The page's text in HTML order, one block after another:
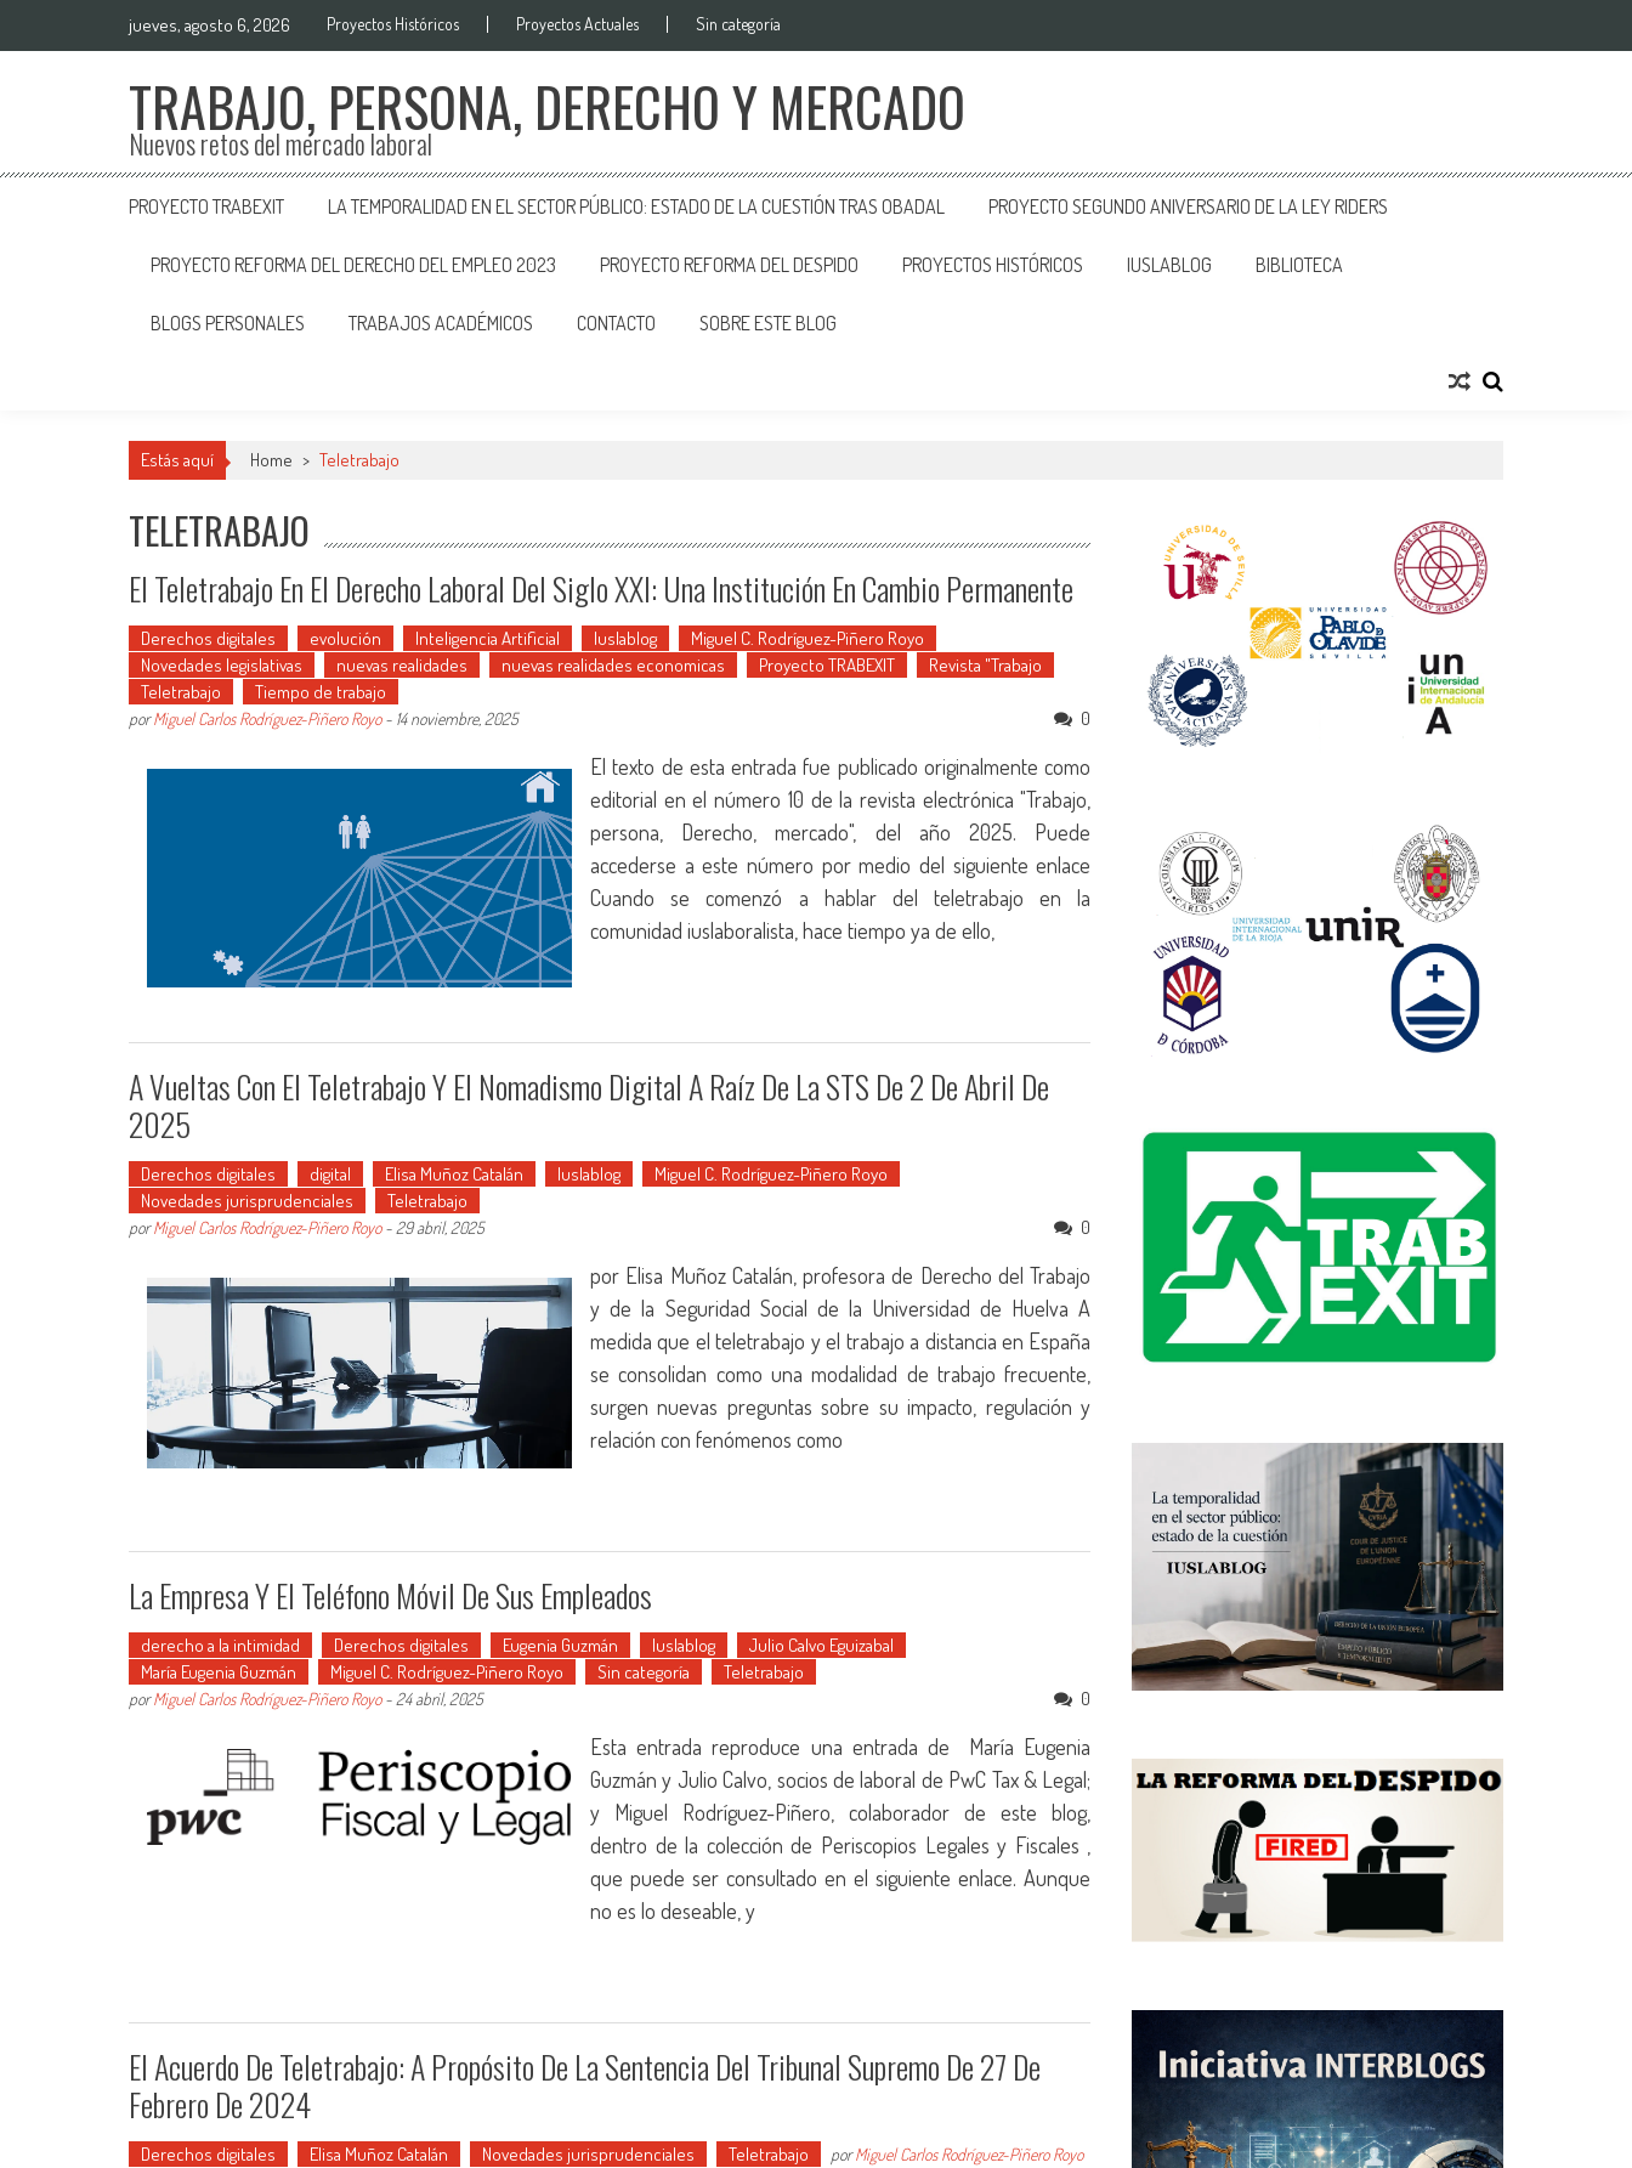
jueves, agosto 6, 2026 Proyectos Históricos Proyectos Actuales Sin categoría
TRABAJO, PERSONA, DERECHO Y MERCADO
Nuevos retos del mercado laboral
PROYECTO TRABEXIT LA TEMPORALIDAD EN EL SECTOR PÚBLICO: ESTADO DE LA CUESTIÓN TRAS OBADAL PROYECTO SEGUNDO ANIVERSARIO DE LA LEY RIDERS
PROYECTO REFORMA DEL DERECHO DEL EMPLEO 2023 PROYECTO REFORMA DEL DESPIDO PROYECTOS HISTÓRICOS IUSLABLOG BIBLIOTECA
BLOGS PERSONALES TRABAJOS ACADÉMICOS CONTACTO SOBRE ESTE BLOG
Estás aquí Home > Teletrabajo
TELETRABAJO
El Teletrabajo En El Derecho Laboral Del Siglo XXI: Una Institución En Cambio Permanente
Derechos digitales evolución Inteligencia Artificial Iuslablog
Miguel C. Rodríguez-Piñero Royo
Novedades legislativas
nuevas realidades nuevas realidades economicas Proyecto TRABEXIT
Revista "Trabajo
Teletrabajo
Tiempo de trabajo
porMiguel Carlos Rodríguez-Piñero Royo- 14 noviembre, 2025 0
El texto de esta entrada fue publicado originalmente como
editorial en el número 10 de la revista electrónica "Trabajo,
persona, Derecho, mercado", del año 2025. Puede
accederse a este número por medio del siguiente enlace
Cuando se comenzó a hablar del teletrabajo en la
comunidad iuslaboralista, hace tiempo ya de ello,
A Vueltas Con El Teletrabajo Y El Nomadismo Digital A Raíz De La STS De 2 De Abril De
2025
Derechos digitales digital Elisa Muñoz Catalán Iuslablog
Miguel C. Rodríguez-Piñero Royo
Novedades jurisprudenciales
Teletrabajo
porMiguel Carlos Rodríguez-Piñero Royo- 29 abril, 2025 0
por Elisa Muñoz Catalán, profesora de Derecho del Trabajo
y de la Seguridad Social de la Universidad de Huelva A
medida que el teletrabajo y el trabajo a distancia en España
se consolidan como una modalidad de trabajo frecuente,
surgen nuevas preguntas sobre su impacto, regulación y
relación con fenómenos como
La Empresa Y El Teléfono Móvil De Sus Empleados
derecho a la intimidad Derechos digitales Eugenia Guzmán Iuslablog
Julio Calvo Eguizabal
María Eugenia Guzmán
Miguel C. Rodríguez-Piñero Royo Sin categoría Teletrabajo
porMiguel Carlos Rodríguez-Piñero Royo- 24 abril, 2025 0
Esta entrada reproduce una entrada de María Eugenia
Guzmán y Julio Calvo, socios de laboral de PwC Tax & Legal;
y Miguel Rodríguez-Piñero, colaborador de este blog,
dentro de la colección de Periscopios Legales y Fiscales ,
que puede ser consultado en el siguiente enlace. Aunque
no es lo deseable, y
El Acuerdo De Teletrabajo: A Propósito De La Sentencia Del Tribunal Supremo De 27 De
Febrero De 2024
Derechos digitales Elisa Muñoz Catalán Novedades jurisprudenciales Teletrabajo porMiguel Carlos Rodríguez-Piñero Royo